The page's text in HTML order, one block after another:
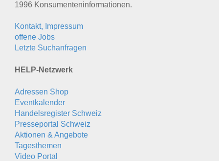
1996 Konsumenten­informationen.
Kontakt, Impressum
offene Jobs
Letzte Suchanfragen
HELP-Netzwerk
Adressen Shop
Eventkalender
Handelsregister Schweiz
Presseportal Schweiz
Aktionen & Angebote
Tagesthemen
Video Portal